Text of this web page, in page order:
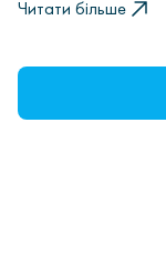
Читати більше